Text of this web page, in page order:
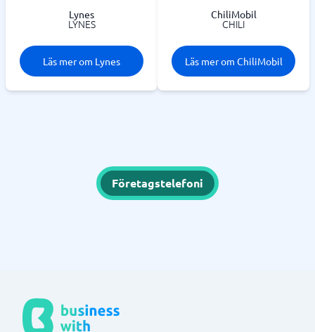
Lynes
LYNES
Läs mer om Lynes
ChiliMobil
CHILI
Läs mer om ChiliMobil
Företagstelefoni